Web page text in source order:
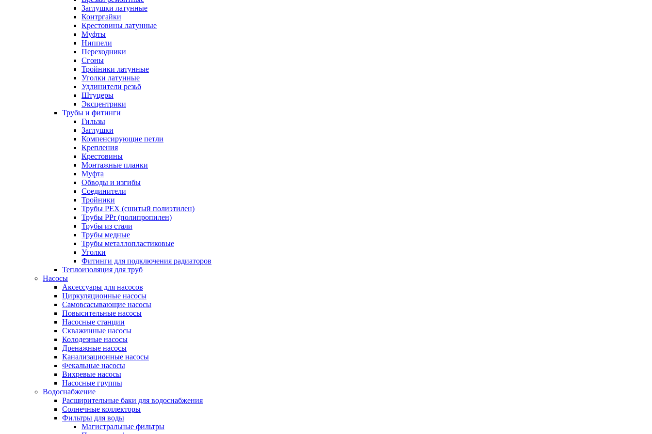
Заглушки латунные
Контргайки
Крестовины латунные
Муфты
Ниппели
Переходники
Сгоны
Тройники латунные
Уголки латунные
Удлинители резьб
Штуцеры
Эксцентрики
Трубы и фитинги
Гильзы
Заглушки
Компенсирующие петли
Крепления
Крестовины
Монтажные планки
Муфта
Обводы и изгибы
Соединители
Тройники
Трубы PEX (сшитый полиэтилен)
Трубы PPr (полипропилен)
Трубы из стали
Трубы медные
Трубы металлопластиковые
Уголки
Фитинги для подключения радиаторов
Теплоизоляция для труб
Насосы
Аксессуары для насосов
Циркуляционные насосы
Самовсасывающие насосы
Повысительные насосы
Насосные станции
Скважинные насосы
Колодезные насосы
Дренажные насосы
Канализационные насосы
Фекальные насосы
Вихревые насосы
Насосные группы
Водоснабжение
Расширительные баки для водоснабжения
Солнечные коллекторы
Фильтры для воды
Магистральные фильтры